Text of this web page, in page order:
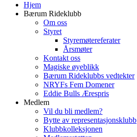
Hjem
Bærum Rideklubb
Om oss
Styret
Styremøtereferater
Årsmøter
Kontakt oss
Magiske øyeblikk
Bærum Rideklubbs vedtekter
NRYFs Fem Domener
Eddie Bulls Ærespris
Medlem
Vil du bli medlem?
Bytte av representasjonsklubb
Klubbkolleksjonen